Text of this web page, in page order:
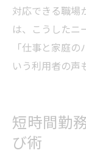
対応できる職場
は、こうしたニ
「仕事と家庭
いう利用者の声
短時間勤
び術